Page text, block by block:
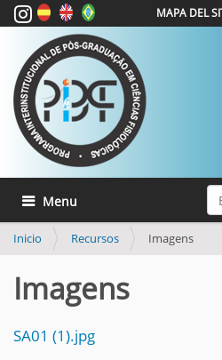
MAPA DEL
Mostrar/Ocultar navegación
Inicio Recursos Imagens
Imagens
SA01 (1).jpg